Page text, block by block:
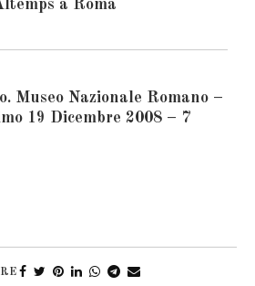
a Roma
Museo Nazionale Romano –
19 Dicembre 2008 – 7